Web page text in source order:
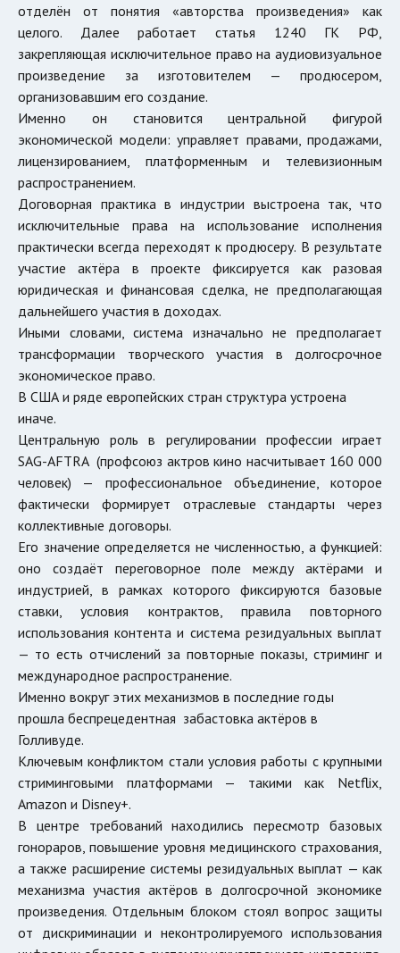
отделён от понятия «авторства произведения» как
целого. Далее работает статья 1240 ГК РФ,
закрепляющая исключительное право на аудиовизуальное
произведение за изготовителем — продюсером,
организовавшим его создание.
Именно он становится центральной фигурой
экономической модели: управляет правами, продажами,
лицензированием, платформенным и телевизионным
распространением.
Договорная практика в индустрии выстроена так, что
исключительные права на использование исполнения
практически всегда переходят к продюсеру. В результате
участие актёра в проекте фиксируется как разовая
юридическая и финансовая сделка, не предполагающая
дальнейшего участия в доходах.
Иными словами, система изначально не предполагает
трансформации творческого участия в долгосрочное
экономическое право.
В США и ряде европейских стран структура устроена
иначе.
Центральную роль в регулировании профессии играет
SAG-AFTRA (профсоюз актров кино насчитывает 160 000
человек) — профессиональное объединение, которое
фактически формирует отраслевые стандарты через
коллективные договоры.
Его значение определяется не численностью, а функцией:
оно создаёт переговорное поле между актёрами и
индустрией, в рамках которого фиксируются базовые
ставки, условия контрактов, правила повторного
использования контента и система резидуальных выплат
— то есть отчислений за повторные показы, стриминг и
международное распространение.
Именно вокруг этих механизмов в последние годы
прошла беспрецедентная забастовка актёров в
Голливуде.
Ключевым конфликтом стали условия работы с крупными
стриминговыми платформами — такими как Netflix
Amazon и Disney+.
В центре требований находились пересмотр базовых
гонораров, повышение уровня медицинского страхования,
а также расширение системы резидуальных выплат — как
механизма участия актёров в долгосрочной экономике
произведения. Отдельным блоком стоял вопрос защиты
от дискриминации и неконтролируемого использования